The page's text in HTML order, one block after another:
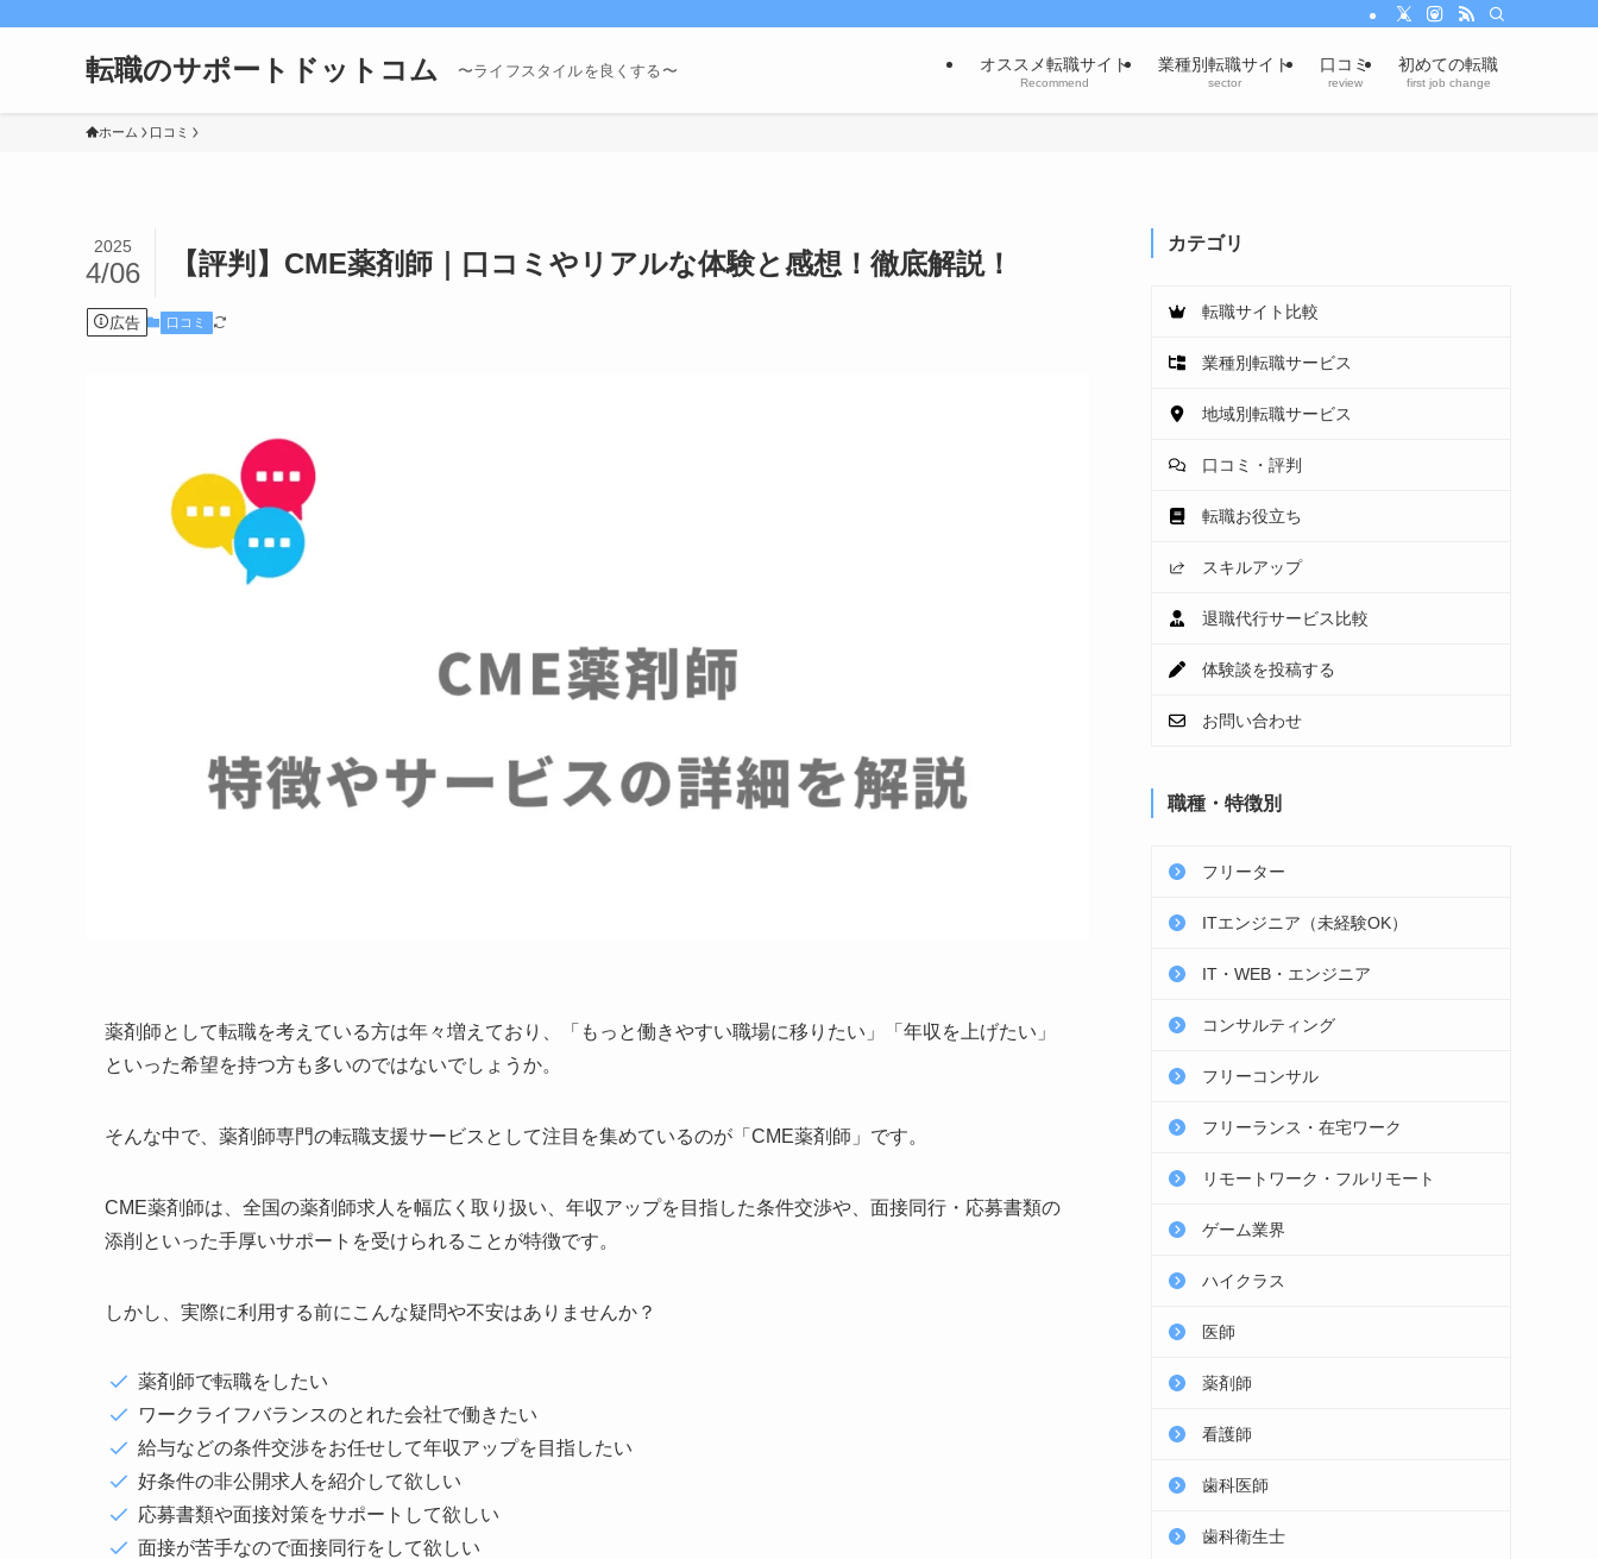
転職のサポートドットコム 〜ライフスタイルを良くする〜 オススメ転職サイト
Recommend
業種別転職サイト
sector
口コミ
review
初めての転職
first job change
ホーム 口コミ
【評判】CME薬剤師｜口コミやリアルな体験と感想！徹底解説！
2025
4/06
広告 口コミ
薬剤師として転職を考えている方は年々増えており、「もっと働きやすい職場に移りたい」「年収を上げたい」
といった希望を持つ方も多いのではないでしょうか。
そんな中で、薬剤師専門の転職支援サービスとして注目を集めているのが「CME薬剤師」です。
CME薬剤師は、全国の薬剤師求人を幅広く取り扱い、年収アップを目指した条件交渉や、面接同行・応募書類の
添削といった手厚いサポートを受けられることが特徴です。
しかし、実際に利用する前にこんな疑問や不安はありませんか？
薬剤師で転職をしたい
ワークライフバランスのとれた会社で働きたい
給与などの条件交渉をお任せして年収アップを目指したい
好条件の非公開求人を紹介して欲しい
応募書類や面接対策をサポートして欲しい
面接が苦手なので面接同行をして欲しい
カテゴリ
転職サイト比較
業種別転職サービス
地域別転職サービス
口コミ・評判
転職お役立ち
スキルアップ
退職代行サービス比較
体験談を投稿する
お問い合わせ
職種・特徴別
フリーター
ITエンジニア（未経験OK）
IT・WEB・エンジニア
コンサルティング
フリーコンサル
フリーランス・在宅ワーク
リモートワーク・フルリモート
ゲーム業界
ハイクラス
医師
薬剤師
看護師
歯科医師
歯科衛生士